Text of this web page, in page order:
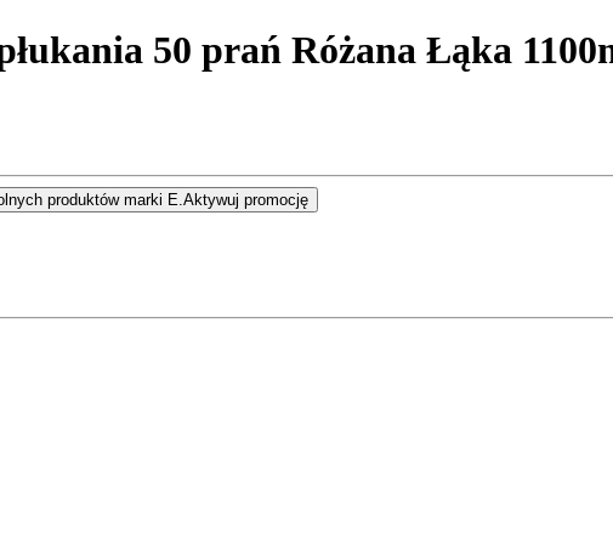
50 prań Różana Łąka
produktów marki E. Aktywuj promocję